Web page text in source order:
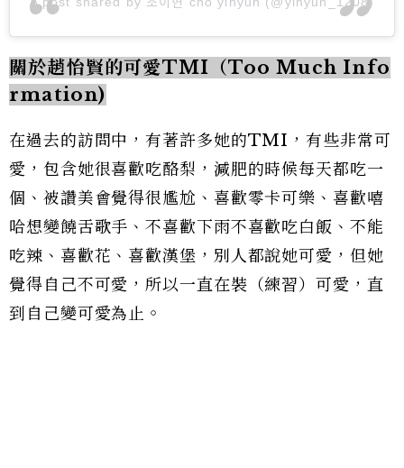
關於趙怡賢的可愛TMI（Too Much Info
rmation)
在過去的訪問中，有著許多她的TMI，有些非常可
愛，包含她很喜歡吃酪梨，減肥的時候每天都吃一
個、被讚美會覺得很尷尬、喜歡零卡可樂、喜歡嘻
哈想變饒舌歌手、不喜歡下雨不喜歡吃白飯、不能
吃辣、喜歡花、喜歡漢堡，別人都說她可愛，但她
覺得自己不可愛，所以一直在裝（練習）可愛，直
到自己變可愛為止。